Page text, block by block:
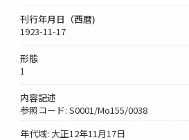
刊行年月日（西暦)
1923-11-17
形態
1
内容記述
参照コード: S0001/Mo155/0038
年代域: 大正12年11月17日